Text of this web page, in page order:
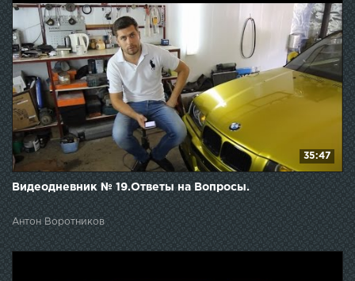
35:47
Видеодневник № 19.Ответы на Вопросы.
Антон Воротников